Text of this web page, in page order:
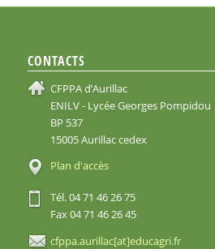
CONTACTS
CFPPA d’Aurillac
ENILV - Lycée Georges Pompidou
BP 537
15005 Aurillac cedex
Plan d'accès
Tél. 04 71 46 26 75
Fax 04 71 46 26 45
cfppa.aurillac[at]educagri.fr